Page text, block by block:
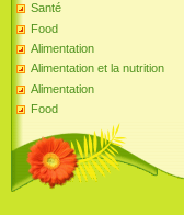
Santé
Food
Alimentation
Alimentation et la nutrition
Alimentation
Food